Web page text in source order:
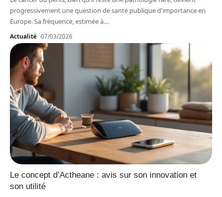
progressivement une question de santé publique d'importance en
Europe. Sa fréquence, estimée à…
Actualité 07/03/2026
Le concept d’Actheane : avis sur son innovation et
son utilité